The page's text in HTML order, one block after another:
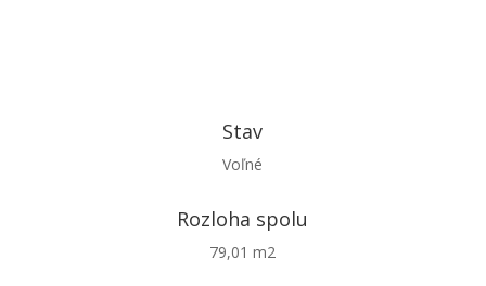
Stav
Voľné
Rozloha spolu
79,01 m2